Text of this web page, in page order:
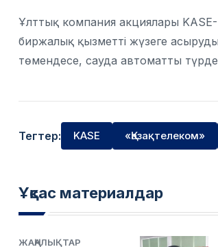
Ұлттық компания акциялары
биржалық қызметті жүзеге
төмендесе, сауда автоматты
Тегтер: KASE «Қазақтелеком»
Ұқсас материалдар
ЖАҢАЛЫҚТАР